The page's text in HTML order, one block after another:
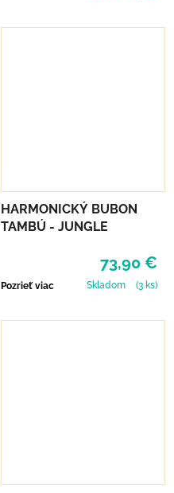
HARMONICKÝ BUBON
TAMBÚ - JUNGLE
73,90 €
Pozrieť viac Skladom (3 ks)